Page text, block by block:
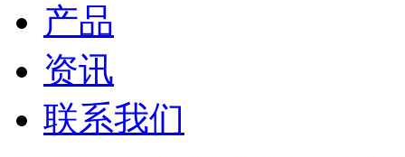
产品
资讯
联系我们